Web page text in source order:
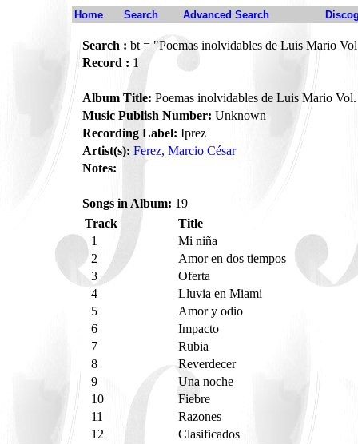
Home Search Advanced Search
Search : bt = "Poemas inolvidables de Luis Mario
Record : 1
Album Title: Poemas inolvidables de Luis Mario
Music Publish Number: Unknown
Recording Label: Iprez
Artist(s): Ferez, Marcio César
Notes:
Songs in Album: 19
Track
Title
1
Mi niña
2
Amor en dos tiempos
3
Oferta
4
Lluvia en Miami
5
Amor y odio
6
Impacto
7
Rubia
8
Reverdecer
9
Una noche
10
Fiebre
11
Razones
12
Clasificados